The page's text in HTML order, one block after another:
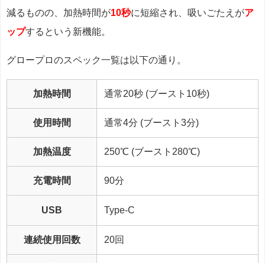
減るものの、加熱時間が10秒に短縮され、吸いごたえがア
ップするという新機能。
グロープロのスペック一覧は以下の通り。
加熱時間 通常20秒 (ブースト10秒)
使用時間 通常4分 (ブースト3分)
加熱温度 250℃ (ブースト280℃)
充電時間 90分
USB Type-C
連続使用回数 20回